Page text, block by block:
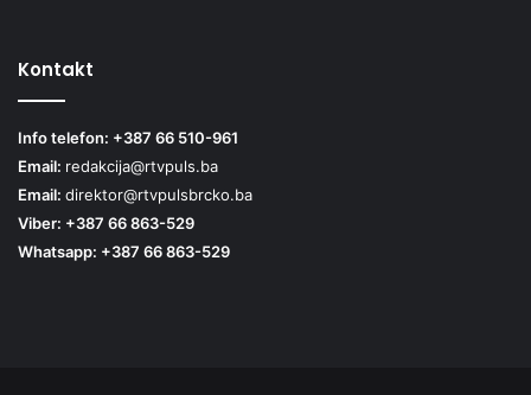
Kontakt
Info telefon: +387 66 510-961
Email: redakcija@rtvpuls.ba
Email: direktor@rtvpulsbrcko.ba
Viber: +387 66 863-529
Whatsapp: +387 66 863-529